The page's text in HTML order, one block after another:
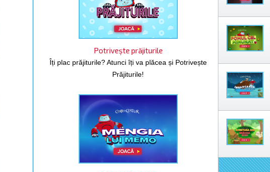
Potrivește prăjiturile
Îți plac prăjiturile? Atunci îți va plăcea și Potrivește
Prăjiturile!